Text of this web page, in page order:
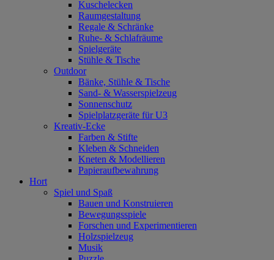
Kuschelecken
Raumgestaltung
Regale & Schränke
Ruhe- & Schlafräume
Spielgeräte
Stühle & Tische
Outdoor
Bänke, Stühle & Tische
Sand- & Wasserspielzeug
Sonnenschutz
Spielplatzgeräte für U3
Kreativ-Ecke
Farben & Stifte
Kleben & Schneiden
Kneten & Modellieren
Papieraufbewahrung
Hort
Spiel und Spaß
Bauen und Konstruieren
Bewegungsspiele
Forschen und Experimentieren
Holzspielzeug
Musik